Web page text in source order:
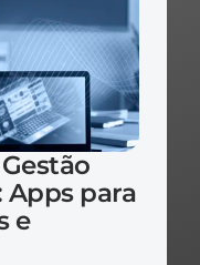
Apps para
e